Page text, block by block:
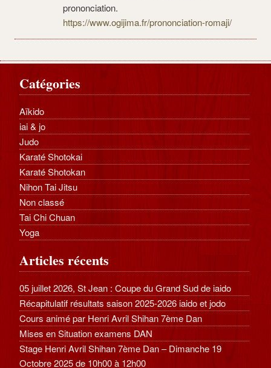
prononciation.
https://www.ogijima.fr/prononciation-romaji/
Catégories
Aïkido
iai & jo
Judo
Karaté Shotokai
Karaté Shotokan
Nihon Tai Jitsu
Non classé
Tai Chi Chuan
Yoga
Articles récents
05 juillet 2026, St Jean : Coupe du Grand Sud de iaido
Récapitulatif résultats saison 2025-2026 iaido et jodo
Cours animé par Henri Avril Shihan 7ème Dan
Mises en Situation examens DAN
Stage Henri Avril Shihan 7ème Dan – Dimanche 19
Octobre 2025 de 10h00 à 12h00